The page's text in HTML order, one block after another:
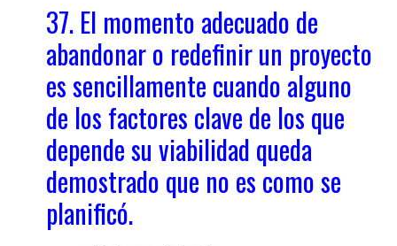
37. El momento adecuado de
abandonar o redefinir un proyecto
es sencillamente cuando alguno
de los factores clave de los que
depende su viabilidad queda
demostrado que no es como se
planificó.